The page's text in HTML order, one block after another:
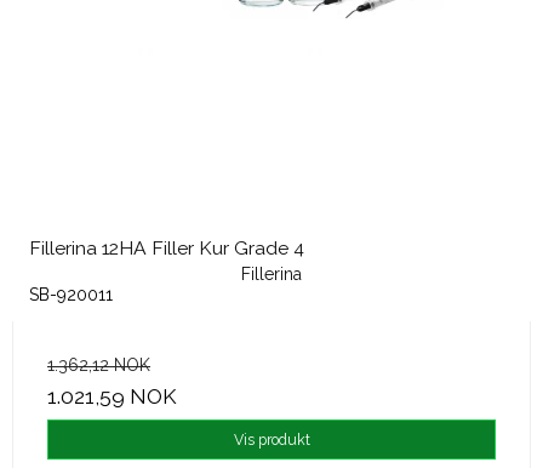
Fillerina 12HA Filler Kur Grade 4
Fillerina
SB-920011
1.362,12 NOK
1.021,59 NOK
Vis produkt